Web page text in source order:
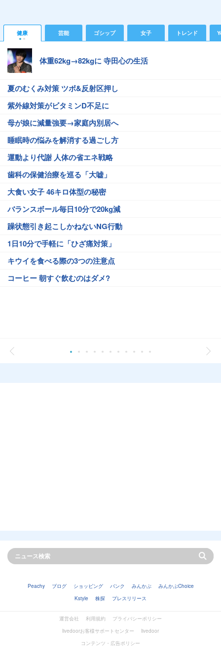
健康 芸能 ゴシップ 女子 トレンド
体重62kg→82kgに 寺田心の生活
夏のむくみ対策 ツボ&反射区押し
紫外線対策がビタミンD不足に
母が娘に減量強要→家庭内別居へ
睡眠時の悩みを解消する過ごし方
運動より代謝 人体の省エネ戦略
歯科の保健治療を巡る「大嘘」
大食い女子 46キロ体型の秘密
バランスボール毎日10分で20kg減
躁状態引き起こしかねないNG行動
1日10分で手軽に「ひざ痛対策」
キウイを食べる際の3つの注意点
コーヒー 朝すぐ飲むのはダメ?
Peachy ブログ ショッピング バンク みんかぶ
みんかぶChoice
Kstyle
株探 プレスリリース
運営会社 利用規約
プライバシーポリシー
livedoorお客様サポートセンター
livedoor
コンテンツ・広告ポリシー